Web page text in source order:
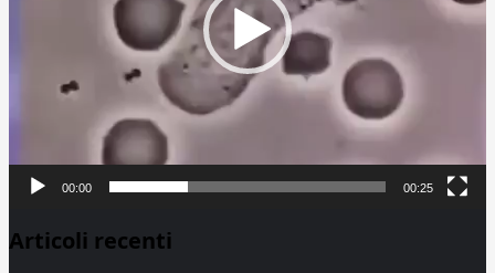
00:00 00:25
Articoli recenti